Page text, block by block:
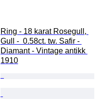
Ring - 18 karat Rosegull,
Gull -  0.58ct. tw. Safir -
Diamant - Vintage antikk
1910